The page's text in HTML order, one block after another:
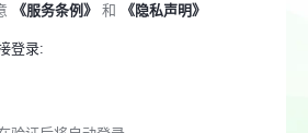
《服务条例》 和 《隐私声明》
登录: